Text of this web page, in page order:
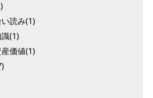
読み(1)
(1)
価値(1)